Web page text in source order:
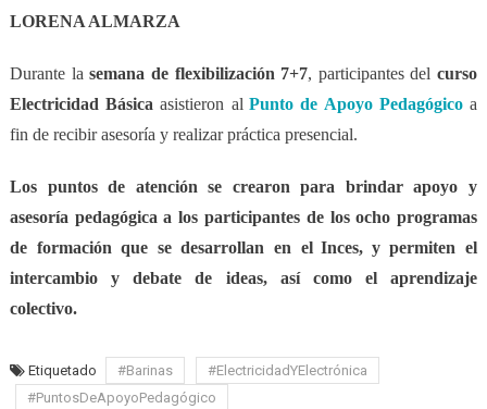
LORENA ALMARZA
Durante lasemana de flexibilización 7+7, participantes delcurso
Electricidad Básica asistieron al Punto de Apoyo Pedagógicoa
fin de recibir asesoría y realizar práctica presencial.
Los puntos de atención se crearon para brindarapoyo y
asesoría pedagógica a los participantes de losocho programas
de formación que se desarrollan en el Inces, y permiten el
intercambio y debate de ideas, así como elaprendizaje
colectivo.
Etiquetado #Barinas
#ElectricidadYElectrónica
#PuntosDeApoyoPedagógico